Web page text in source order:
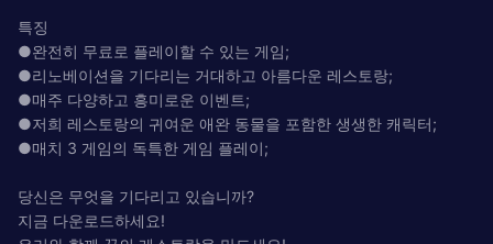
특징
●완전히 무료로 플레이할 수 있는 게임;
●리노베이션을 기다리는 거대하고 아름다운 레스토랑;
●매주 다양하고 흥미로운 이벤트;
●저희 레스토랑의 귀여운 애완 동물을 포함한 생생한 캐릭터;
●매치 3 게임의 독특한 게임 플레이;
당신은 무엇을 기다리고 있습니까?
지금 다운로드하세요!